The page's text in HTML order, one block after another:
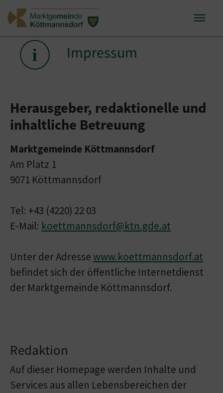
Zum Inhalt springen
Zum Seitenende springen
Sie sind hier: Impressum
Herausgeber, redaktionelle und
inhaltliche Betreuung
Marktgemeinde Köttmannsdorf
Am Platz 1
9071 Köttmannsdorf
Tel: +43 (4220) 22 03
E-Mail: koettmannsdorf@ktn.gde.at
Unter der Adressewww.koettmannsdorf.at
befindet sich der öffentliche Internetdienst
der Marktgemeinde Köttmannsdorf.
Redaktion
Auf dieser Homepage werden Inhalte und
Services aus allen Lebensbereichen der